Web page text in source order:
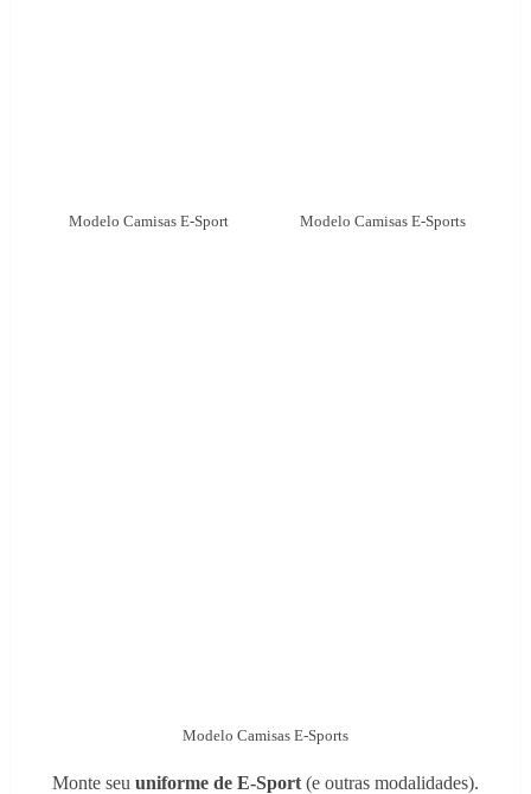
Modelo Camisas E-Sport Modelo Camisas E-Sports
Modelo Camisas E-Sports
Monte seu uniforme de E-Sport(e outras modalidades).